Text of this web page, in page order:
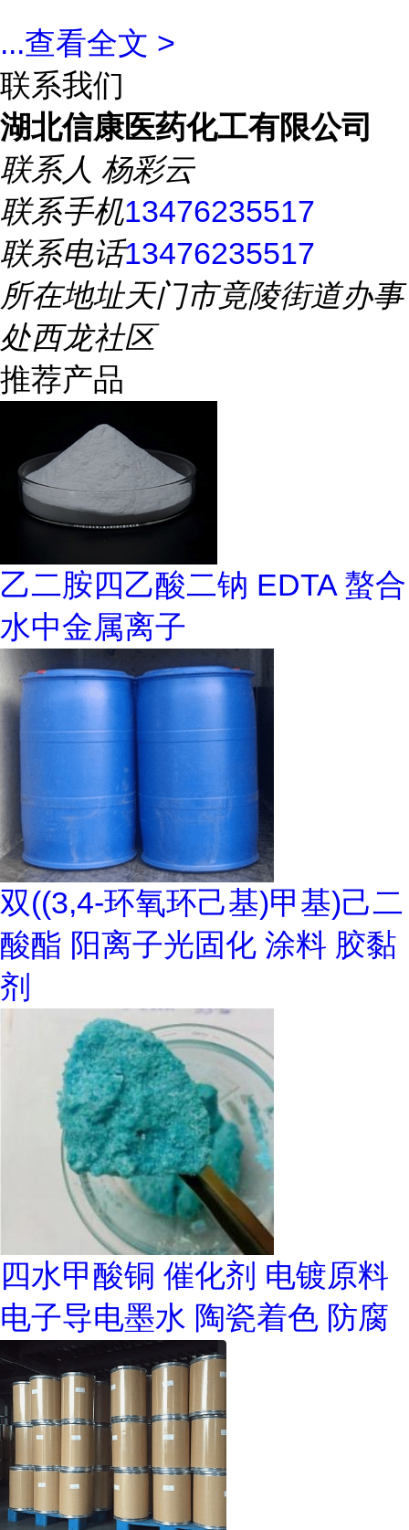
...查看全文 >
联系我们
湖北信康医药化工有限公司
联系人 杨彩云
联系手机13476235517
联系电话13476235517
所在地址天门市竟陵街道办事
处西龙社区
推荐产品
乙二胺四乙酸二钠 EDTA 螯合
水中金属离子
双((3,4-环氧环己基)甲基)己二
酸酯 阳离子光固化 涂料 胶黏
剂
四水甲酸铜 催化剂 电镀原料
电子导电墨水 陶瓷着色 防腐